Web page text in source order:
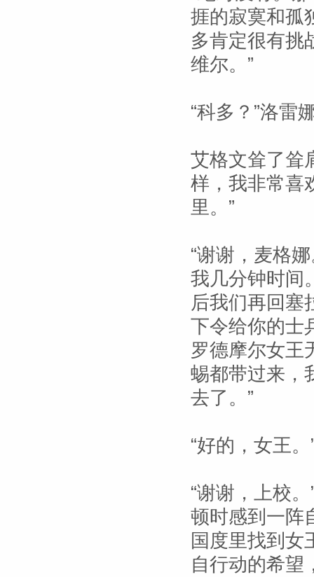
捱的寂寞和孤
多肯定很有挑
维尔。”
“科多？”洛雷
艾格文耸了耸
样，我非常喜
里。”
“谢谢，麦格
我几分钟时间
后我们再回塞
下令给你的士
罗德摩尔女王
蜴都带过来，
去了。”
“好的，女王
“谢谢，上校
顿时感到一阵
国度里找到女
自行动的希望